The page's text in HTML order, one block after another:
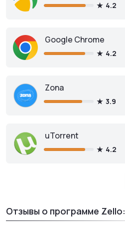
4.2
Google Chrome
4.2
Zona
3.9
uTorrent
4.2
Отзывы о программе Zello: